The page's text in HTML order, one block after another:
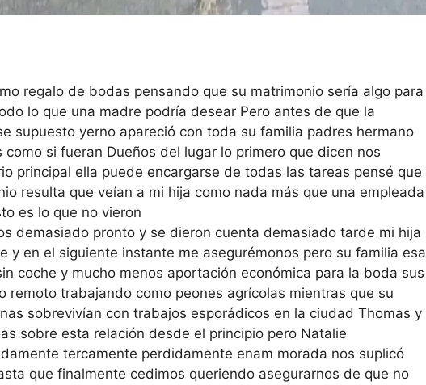
regalo de bodas pensando que su matrimonio sería algo para
lo que una madre podría desear Pero antes de que la
supuesto yerno apareció con toda su familia padres hermano
si fueran Dueños del lugar lo primero que dicen nos
principal ella puede encargarse de todas las tareas pensé que
resulta que veían a mi hija como nada más que una empleada
es lo que no vieron
demasiado pronto y se dieron cuenta demasiado tarde mi hija
y en el siguiente instante me asegurémonos pero su familia esa
coche y mucho menos aportación económica para la boda sus
remoto trabajando como peones agrícolas mientras que su
sobrevivían con trabajos esporádicos en la ciudad Thomas y
sobre esta relación desde el principio pero Natalie
tercamente perdidamente enam morada nos suplicó
que finalmente cedimos queriendo asegurarnos de que no